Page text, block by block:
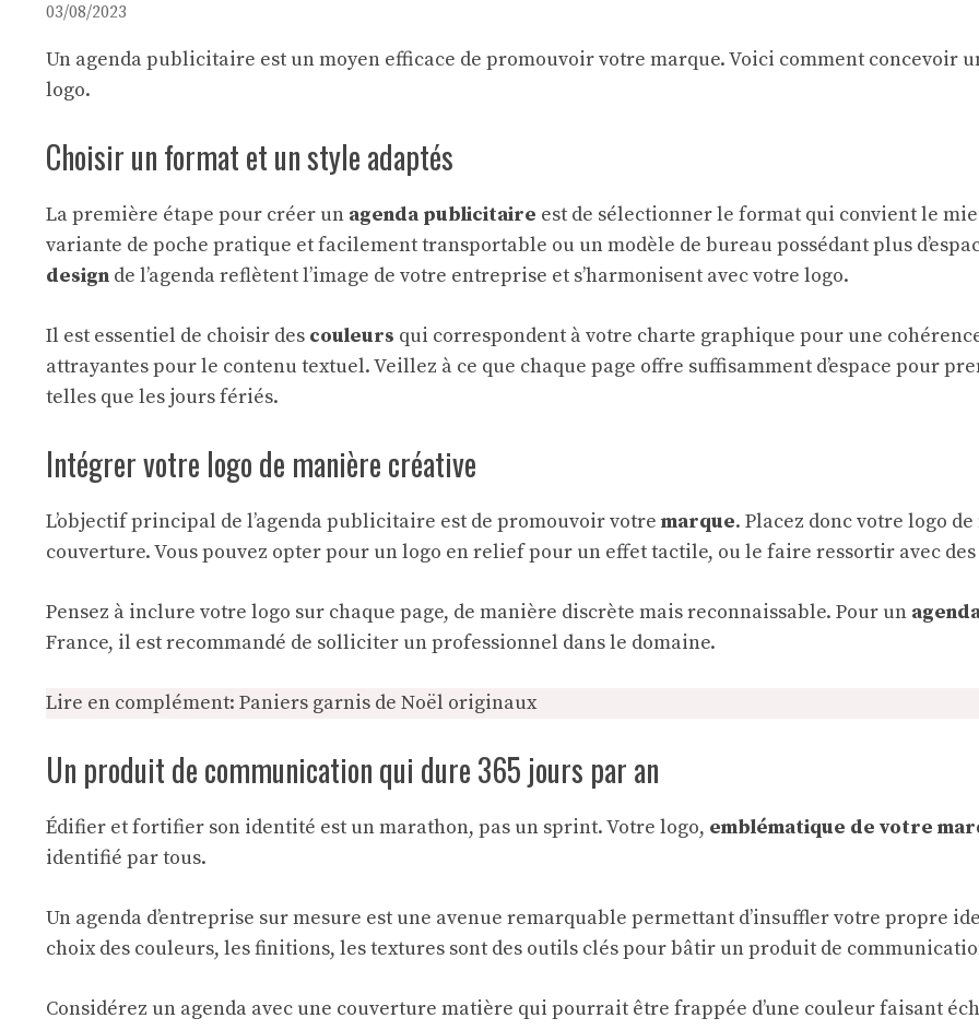
03/08/2023
Un agenda publicitaire est un moyen efficace de promouvoir votre marque. Voici comment concevoir
logo.
Choisir un format et un style adaptés
La première étape pour créer un agenda publicitaire est de sélectionner le format qui convient le
variante de poche pratique et facilement transportable ou un modèle de bureau possédant plus
design de l’agenda reflètent l’image de votre entreprise et s’harmonisent avec votre logo.
Il est essentiel de choisir des couleurs qui correspondent à votre charte graphique pour une
attrayantes pour le contenu textuel. Veillez à ce que chaque page offre suffisamment d’espace pour
telles que les jours fériés.
Intégrer votre logo de manière créative
L’objectif principal de l’agenda publicitaire est de promouvoir votre marque. Placez donc votre logo
couverture. Vous pouvez opter pour un logo en relief pour un effet tactile, ou le faire ressortir avec
Pensez à inclure votre logo sur chaque page, de manière discrète mais reconnaissable. Pour un
France, il est recommandé de solliciter un professionnel dans le domaine.
Lire en complément: Paniers garnis de Noël originaux
Un produit de communication qui dure 365 jours par an
Édifier et fortifier son identité est un marathon, pas un sprint. Votre logo, emblématique de votre
identifié par tous.
Un agenda d’entreprise sur mesure est une avenue remarquable permettant d’insuffler votre propre
choix des couleurs, les finitions, les textures sont des outils clés pour bâtir un produit de
Considérez un agenda avec une couverture matière qui pourrait être frappée d’une couleur faisant